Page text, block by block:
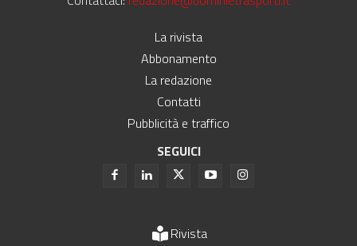
La rivista
Abbonamento
La redazione
Contatti
Pubblicità e traffico
SEGUICI
Rivista